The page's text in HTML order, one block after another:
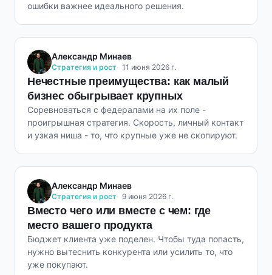
ошибки важнее идеального решения.
Александр Минаев
Стратегия и рост 11 июня 2026 г.
Нечестные преимущества: как малый
бизнес обыгрывает крупных
Соревноваться с федералами на их поле -
проигрышная стратегия. Скорость, личный контакт
и узкая ниша - то, что крупные уже не скопируют.
Александр Минаев
Стратегия и рост 9 июня 2026 г.
Вместо чего или вместе с чем: где
место вашего продукта
Бюджет клиента уже поделен. Чтобы туда попасть,
нужно вытеснить конкурента или усилить то, что
уже покупают.